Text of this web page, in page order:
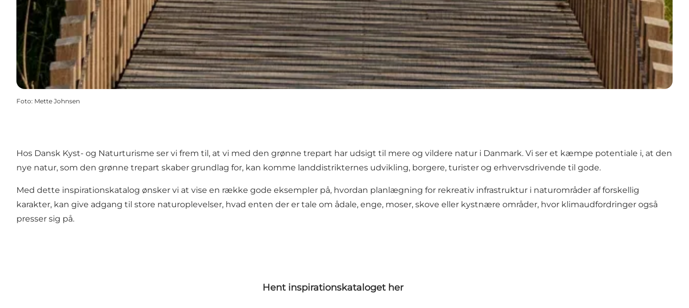
Foto: Mette Johnsen
Hos Dansk Kyst- og Naturturisme ser vi frem til, at vi med den grønne trepart har udsigt til mere og vildere natur i Danmark. Vi ser et kæmpe potentiale i, at den
nye natur, som den grønne trepart skaber grundlag for, kan komme landdistrikternes udvikling, borgere, turister og erhvervsdrivende til gode.
Med dette inspirationskatalog ønsker vi at vise en række gode eksempler på, hvordan planlægning for rekreativ infrastruktur i naturområder af forskellig
karakter, kan give adgang til store naturoplevelser, hvad enten der er tale om ådale, enge, moser, skove eller kystnære områder, hvor klimaudfordringer også
presser sig på.
Hent inspirationskataloget her